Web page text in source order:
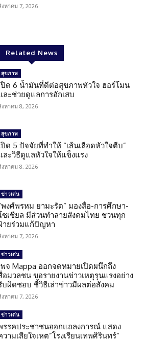
งหาคม 7, 2026
Related News
สุขภาพ
ปิด 6 น้ำมันที่ดีต่อสุขภาพหัวใจ ฮอร์โมน
ละช่วยดูแลการอักเสบ
งหาคม 8, 2026
สุขภาพ
ปิด 5 ปัจจัยที่ทำให้ “เส้นเลือดหัวใจตีบ”
ละวิธีดูแลหัวใจให้แข็งแรง
งหาคม 8, 2026
ข่าวเด่น
พงศ์พรหม ยามะรัต” มองสื่อ-การศึกษา-
ซเชียล มีส่วนทำลายสังคมไทย ชวนทุก
ายร่วมแก้ปัญหา
งหาคม 7, 2026
ข่าวเด่น
พจ Mappa ออกจดหมายเปิดผนึกถึง
อมวลชน ขอรายงานข่าวเหตุรุนแรงอย่าง
บผิดชอบ ชี้วิธีเล่าข่าวมีผลต่อสังคม
งหาคม 7, 2026
ข่าวเด่น
รรคประชาชนออกแถลงการณ์ แสดง
วามเสียใจเหตุ”โรงเรียนเทพศิรินทร์”